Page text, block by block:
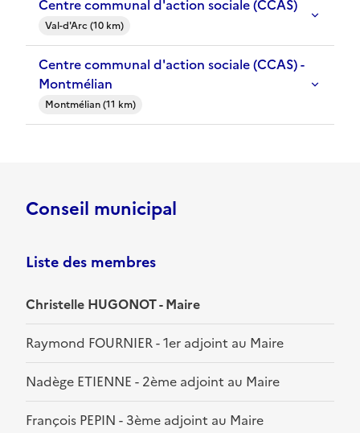
Centre communal d'action sociale (CCAS)
Val-d'Arc (10 km)
Centre communal d'action sociale (CCAS) -
Montmélian
Montmélian (11 km)
Conseil municipal
Liste des membres
Christelle HUGONOT - Maire
Raymond FOURNIER - 1er adjoint au Maire
Nadège ETIENNE - 2ème adjoint au Maire
François PEPIN - 3ème adjoint au Maire